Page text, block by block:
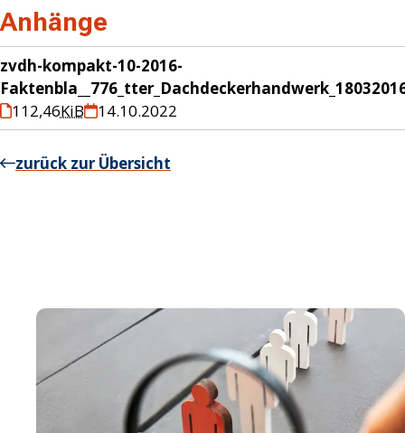
Anhänge
zvdh-kompakt-10-2016-
112,46KiB 14.10.2022
zurück zur Übersicht